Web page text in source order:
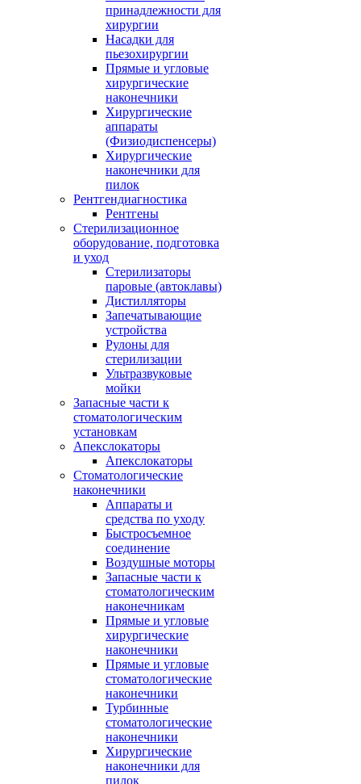
принадлежности для
хирургии
Насадки для
пьезохирургии
Прямые и угловые
хирургические
наконечники
Хирургические
аппараты
(Физиодиспенсеры)
Хирургические
наконечники для
пилок
Рентгендиагностика
Рентгены
Стерилизационное
оборудование, подготовка
и уход
Стерилизаторы
паровые (автоклавы)
Дистилляторы
Запечатывающие
устройства
Рулоны для
стерилизации
Ультразвуковые
мойки
Запасные части к
стоматологическим
установкам
Апекслокаторы
Апекслокаторы
Стоматологические
наконечники
Аппараты и
средства по уходу
Быстросъемное
соединение
Воздушные моторы
Запасные части к
стоматологическим
наконечникам
Прямые и угловые
хирургические
наконечники
Прямые и угловые
стоматологические
наконечники
Турбинные
стоматологические
наконечники
Хирургические
наконечники для
пилок